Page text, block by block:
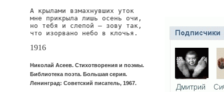
А крылами взмахнувших уток
мне прикрыла лишь осень очи,
но тебя и слепой — зову так,
что изорвано небо в клочья.
1916
Николай Асеев. Стихотворения и поэмы.
Библиотека поэта. Большая серия.
Ленинград: Советский писатель, 1967.